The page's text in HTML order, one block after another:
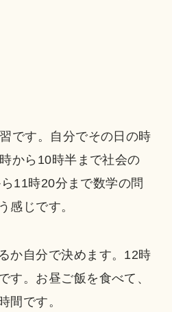
です。自分でその日の時
から10時半まで社会の
11時20分まで数学の問
感じです。
か自分で決めます。12時
す。お昼ご飯を食べて、
間です。